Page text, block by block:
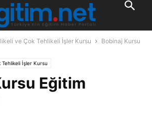
ve Çok Tehlikeli İşler Kursu
Bobinaj Kursu
Tehlikeli İşler Kursu
Eğitim